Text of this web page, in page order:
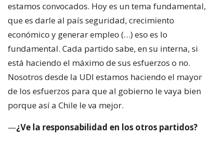
estamos convocados. Hoy es un tema fundamental,
que es darle al país seguridad, crecimiento
económico y generar empleo (…) eso es lo
fundamental. Cada partido sabe, en su interna, si
está haciendo el máximo de sus esfuerzos o no.
Nosotros desde la UDI estamos haciendo el mayor
de los esfuerzos para que al gobierno le vaya bien
porque así a Chile le va mejor.
—¿Ve la responsabilidad en los otros partidos?